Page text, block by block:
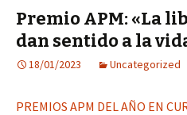
Premio APM: «La
dan sentido a la
18/01/2023 Uncategorized
PREMIOS APM DEL AÑO EN